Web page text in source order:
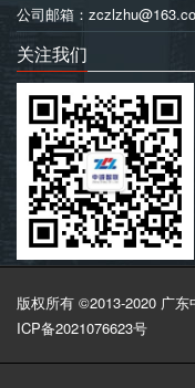
公司邮箱：
关注我们
版权所有 ©2013-2020 广
ICP备2021076623号